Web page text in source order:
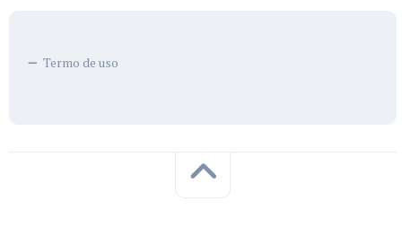
Termo de uso